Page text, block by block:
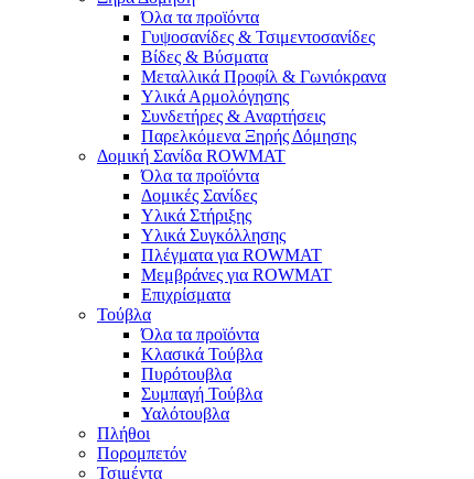
Όλα τα προϊόντα
Γυψοσανίδες & Τσιμεντοσανίδες
Βίδες & Βύσματα
Μεταλλικά Προφίλ & Γωνιόκρανα
Υλικά Αρμολόγησης
Συνδετήρες & Αναρτήσεις
Παρελκόμενα Ξηρής Δόμησης
Δομική Σανίδα ROWMAT
Όλα τα προϊόντα
Δομικές Σανίδες
Υλικά Στήριξης
Υλικά Συγκόλλησης
Πλέγματα για ROWMAT
Μεμβράνες για ROWMAT
Επιχρίσματα
Τούβλα
Όλα τα προϊόντα
Κλασικά Τούβλα
Πυρότουβλα
Συμπαγή Τούβλα
Υαλότουβλα
Πλήθοι
Πορομπετόν
Τσιμέντα